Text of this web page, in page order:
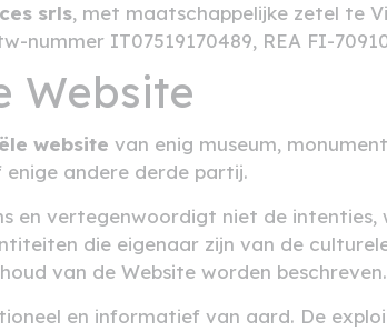
srls, met maatschappelijke zetel te
nummer IT07519170489, REA FI-
Website
website van enig museum,
andere derde partij.
en vertegenwoordigt niet de intenties,
die eigenaar zijn van de
van de Website worden beschreven.
en informatief van aard. De